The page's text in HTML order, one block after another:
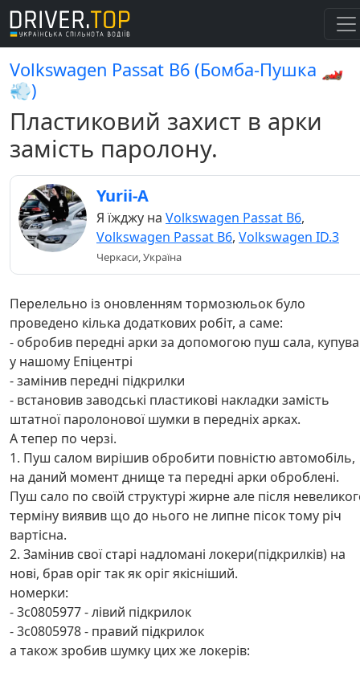
Volkswagen Passat B6 (Бомба-Пушка 🏎️
💨)
Пластиковий захист в арки
замість паролону.
Yurii-A
Я їжджу на Volkswagen Passat B6,
Volkswagen Passat B6, Volkswagen ID.3
Черкаси, Україна
Перелельно із оновленням тормозюльок було
проведено кілька додаткових робіт, а саме:
- обробив передні арки за допомогою пуш сала,
у нашому Епіцентрі
- замінив передні підкрилки
- встановив заводські пластикові накладки замість
штатної паролонової шумки в передніх арках.
А тепер по черзі.
1. Пуш салом вирішив обробити повністю автомобіль,
на даний момент днище та передні арки оброблені.
Пуш сало по своїй структурі жирне але після
терміну виявив що до нього не липне пісок тому річ
вартісна.
2. Замінив свої старі надломані локери(підкрилків) на
нові, брав оріг так як оріг якісніший.
номерки:
- 3c0805977 - лівий підкрилок
- 3c0805978 - правий підкрилок
а також зробив шумку цих же локерів: